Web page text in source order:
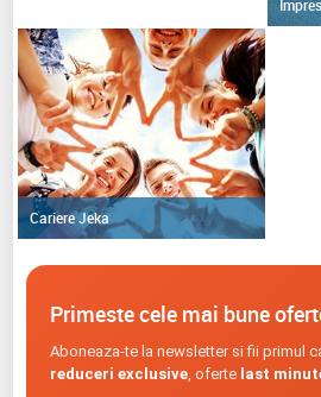
Cariere Jeka
Primeste cele mai bune
Aboneaza-te la newsletter si fii primul
reduceri exclusive, oferte last